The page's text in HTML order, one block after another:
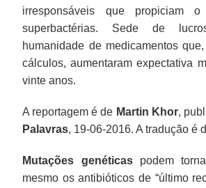
irresponsáveis que propiciam
superbactérias. Sede de
humanidade de medicamentos
cálculos, aumentaram expectativa
vinte anos.
A reportagem é de Martin Khor,
Palavras, 19-06-2016. A tradução é
Mutações genéticaspodem
mesmo os antibióticos de “último